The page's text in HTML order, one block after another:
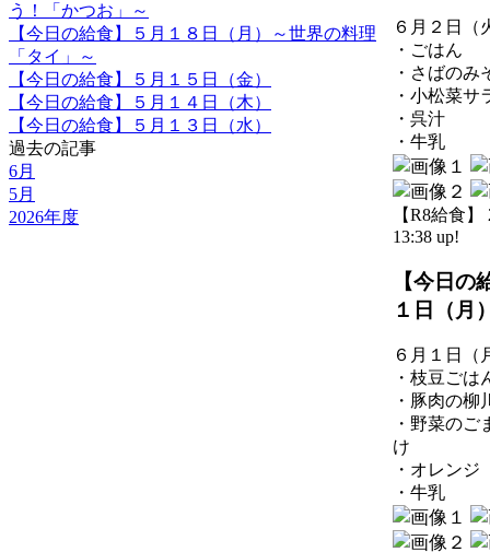
う！「かつお」～
【今日の給食】５月１８日（月）～世界の料理
「タイ」～
【今日の給食】５月１５日（金）
【今日の給食】５月１４日（木）
【今日の給食】５月１３日（水）
過去の記事
6月
5月
2026年度
６月２日（
・ごはん
・さばのみ
・小松菜サ
・呉汁
・牛乳
【R8給食】
13:38 up!
【今日の
１日（月
６月１日（
・枝豆ごは
・豚肉の柳
・野菜のご
け
・オレンジ
・牛乳